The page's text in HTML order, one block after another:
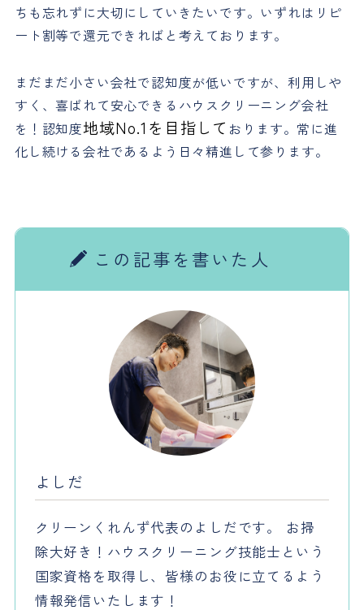
ちも忘れずに大切にしていきたいです。いずれはリピ
ート割等で還元できればと考えております。
まだまだ小さい会社で認知度が低いですが、利用しや
すく、喜ばれて安心できるハウスクリーニング会社
を！認知度地域No.1を目指して おります。常に進
化し続ける会社であるよう日々精進して参ります。
この記事を書いた人
よしだ
クリーンくれんず代表のよしだです。 お掃
除大好き！ハウスクリーニング技能士という
国家資格を取得し、皆様のお役に立てるよう
情報発信いたします！